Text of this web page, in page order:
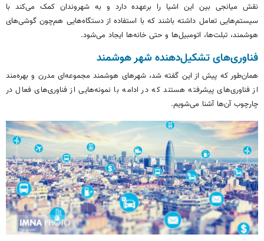
نقش میانجی بین این اشیا را برعهده دارد و به شهروندان کمک می‌کند با
سیستم‌هایی تعامل داشته باشند که با استفاده از دستگاه‌هایی هم‌چون گوشی‌های
هوشمند، تبلت‌ها، اتومبیل‌ها و حتی خانه‌ها ایجاد می‌شود.
فناوری‌های تشکیل‌دهنده شهر هوشمند
همان‌طور که پیش از این گفته شد، شهرهای هوشمند مجموعه‌ای مدرن و بهره‌مند
از فناوری‌های پیشرفته هستند که در ادامه با نمونه‌هایی از فناوری‌های فعال در
چارچوب آن‌ها آشنا می‌شویم.